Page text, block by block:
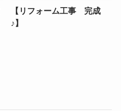
【リフォーム工事 完成
♪】